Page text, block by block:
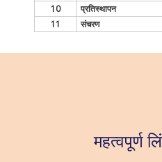
10
प्रतिस्थापन
11
संचरण
महत्वपूर्ण